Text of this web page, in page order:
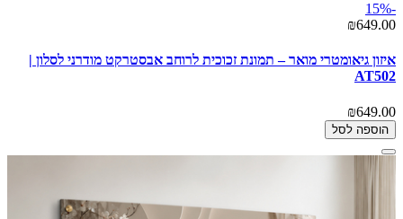
-15%
₪649.00
איזון גיאומטרי מואר – תמונת זכוכית לרוחב אבסטרקט מודרני לסלון |
AT502
₪649.00
הוספה לסל